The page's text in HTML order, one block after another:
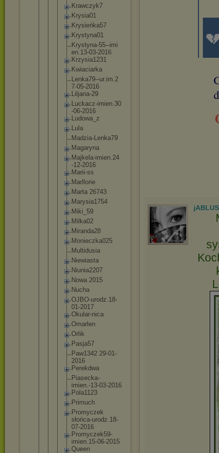
Krawczyk7
Krysia01
Krysieńka57
Krystyna01
Krystyna-55--imi
en.13-03-2016
Krzysia1231
Kwiaciarka
Lenka79--ur.im.2
7-05-2016
Liljana-29
Luckacz-imien.30
-06-2016
Ludowa_z
Lula
Madzia-Lenka79
Magaryna
Majkela-imien.24
-12-2016
Marii-ss
Marllorie
Marta 26743
Marysia1754
Miki_59
Milka02
Miranda28
Monieczka025
Multidusia
Niewiasta
Niunia2207
Nowa 2015
Nucha
OJBO-urodz.18-
01-2017
Okular-nica
Omarlen
Orlik
Pasja57
Paw1342 29-01-
2016
Perekdwa
Piasecka-
imien.-13-03-2016
Pola1123
Primuch
Promyczek
słońca-urodz.18-
07-2016
Promyczek59-
imien.15-06-2015
Queen